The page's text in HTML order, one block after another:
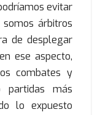
evitar
árbitros
de desplegar
ese aspecto,
combates y
partidas más
lo expuesto